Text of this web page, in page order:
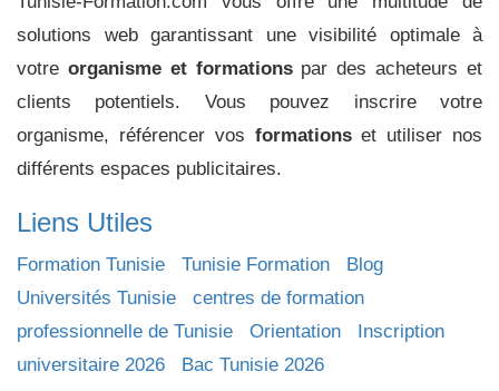
solutions web garantissant une visibilité optimale à
votre organisme et formationspar des acheteurs et
clients potentiels. Vous pouvez inscrire votre
organisme, référencer vos formationset utiliser nos
différents espaces publicitaires.
Liens Utiles
Formation Tunisie Tunisie Formation
Blog
Universités Tunisie
centres de formation
professionnelle de Tunisie
Orientation
Inscription
universitaire 2026
Bac Tunisie 2026